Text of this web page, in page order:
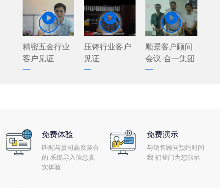

精密五金行业
客户见证

压铸行业客户
见证

顺景客户顾问
会议-合一集团
免费体验
匹配与贵司高度契合
的 系统导入信息真
实体验
免费演示
与销售顾问预约时间
我 们登门为您演示